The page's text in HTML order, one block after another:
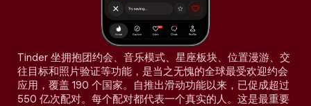
Tinder 坐拥抱团约会、音乐模式、星座板块、位置漫游、交
往目标和照片验证等功能，是当之无愧的全球最受欢迎约会
应用，覆盖 190 个国家。自推出滑动功能以来，已促成超过
550 亿次配对。每个配对都代表一个真实的人。这是最重要